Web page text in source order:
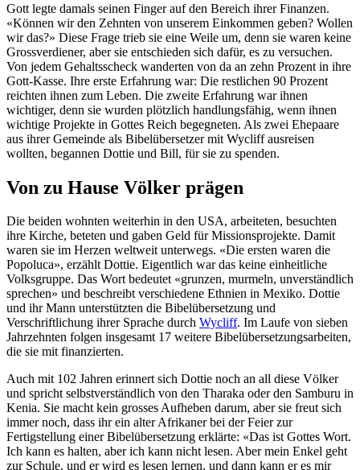
Gott legte damals seinen Finger auf den Bereich ihrer Finanzen.
«Können wir den Zehnten von unserem Einkommen geben? Wollen
wir das?» Diese Frage trieb sie eine Weile um, denn sie waren keine
Grossverdiener, aber sie entschieden sich dafür, es zu versuchen.
Von jedem Gehaltsscheck wanderten von da an zehn Prozent in ihre
Gott-Kasse. Ihre erste Erfahrung war: Die restlichen 90 Prozent
reichten ihnen zum Leben. Die zweite Erfahrung war ihnen
wichtiger, denn sie wurden plötzlich handlungsfähig, wenn ihnen
wichtige Projekte in Gottes Reich begegneten. Als zwei Ehepaare
aus ihrer Gemeinde als Bibelübersetzer mit Wycliff ausreisen
wollten, begannen Dottie und Bill, für sie zu spenden.
Von zu Hause Völker prägen
Die beiden wohnten weiterhin in den USA, arbeiteten, besuchten
ihre Kirche, beteten und gaben Geld für Missionsprojekte. Damit
waren sie im Herzen weltweit unterwegs. «Die ersten waren die
Popoluca», erzählt Dottie. Eigentlich war das keine einheitliche
Volksgruppe. Das Wort bedeutet «grunzen, murmeln, unverständlich
sprechen» und beschreibt verschiedene Ethnien in Mexiko. Dottie
und ihr Mann unterstützten die Bibelübersetzung und
Verschriftlichung ihrer Sprache durch Wycliff. Im Laufe von sieben
Jahrzehnten folgen insgesamt 17 weitere Bibelübersetzungsarbeiten,
die sie mit finanzierten.
Auch mit 102 Jahren erinnert sich Dottie noch an all diese Völker
und spricht selbstverständlich von den Tharaka oder den Samburu in
Kenia. Sie macht kein grosses Aufheben darum, aber sie freut sich
immer noch, dass ihr ein alter Afrikaner bei der Feier zur
Fertigstellung einer Bibelübersetzung erklärte: «Das ist Gottes Wort.
Ich kann es halten, aber ich kann nicht lesen. Aber mein Enkel geht
zur Schule, und er wird es lesen lernen, und dann kann er es mir